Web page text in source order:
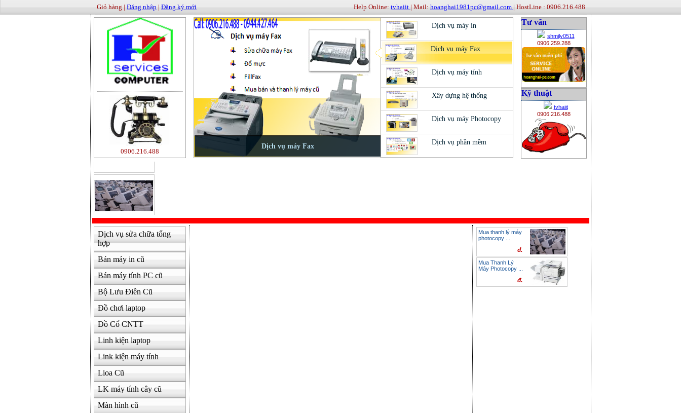
Giỏ hàng | Đăng nhập | Đăng ký mới Help Online: tvhaiit | Mail: hoanghai1981pc@gmail.com | HostLine : 0906.216.488
0906.216.488
Tư vấn
shmily0511
0906.259.288
Kỹ thuật
tvhaiit
0906.216.488
Dịch vụ sửa chữa tổng
hợp
Bán máy in cũ
Bán máy tính PC cũ
Bộ Lưu Điên Cũ
Đồ chơi laptop
Đồ Cổ CNTT
Linh kiện laptop
Link kiện máy tính
Lioa Cũ
LK máy tính cây cũ
Màn hình cũ
Mua thanh lý máy
photocopy ...
đ.
Mua Thanh Lý
Máy Photocopy ...
đ.